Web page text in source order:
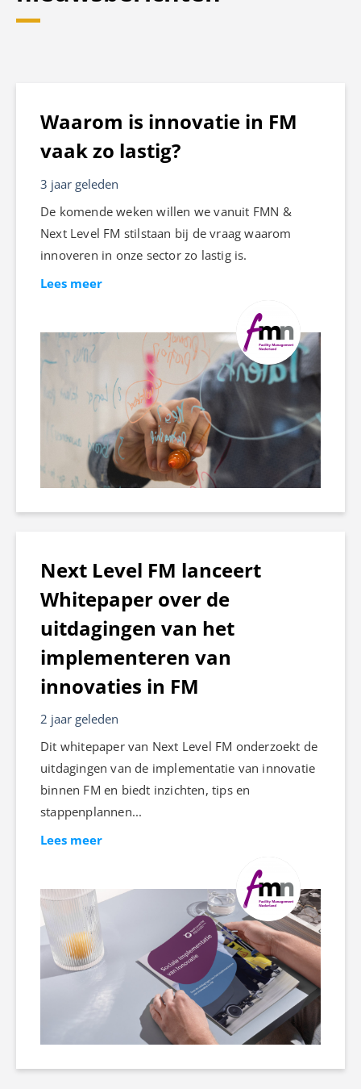
Waarom is innovatie in FM
vaak zo lastig?
3 jaar geleden
De komende weken willen we vanuit FMN &
Next Level FM stilstaan bij de vraag waarom
innoveren in onze sector zo lastig is.
Lees meer
Next Level FM lanceert
Whitepaper over de
uitdagingen van het
implementeren van
innovaties in FM
2 jaar geleden
Dit whitepaper van Next Level FM onderzoekt de
uitdagingen van de implementatie van innovatie
binnen FM en biedt inzichten, tips en
stappenplannen...
Lees meer